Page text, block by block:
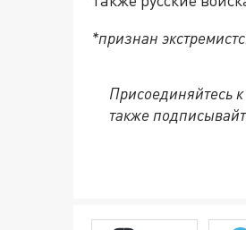
*признан
Присоединяйтесь
также